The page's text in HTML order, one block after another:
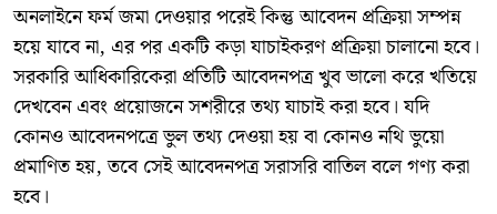
​অনলাইনে ফর্ম জমা দেওয়ার পরেই কিন্তু আবেদন প্রক্রিয়া সম্পন্ন
হয়ে যাবে না, এর পর একটি কড়া যাচাইকরণ প্রক্রিয়া চালানো হবে।
সরকারি আধিকারিকেরা প্রতিটি আবেদনপত্র খুব ভালো করে খতিয়ে
দেখবেন এবং প্রয়োজনে সশরীরে তথ্য যাচাই করা হবে। যদি
কোনও আবেদনপত্রে ভুল তথ্য দেওয়া হয় বা কোনও নথি ভুয়ো
প্রমাণিত হয়, তবে সেই আবেদনপত্র সরাসরি বাতিল বলে গণ্য করা
হবে।